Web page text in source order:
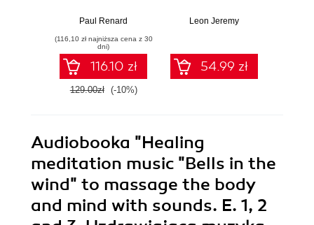
mixing, sound
production
workflows
Paul Renard
(116,10 zł najniższa cena z 30
dni)
116.10 zł
129.00zł (-10%)
na TOP 10!
Leon Jeremy
54.99 zł
Audiobooka "Healing
meditation music "Bells in the
wind" to massage the body
and mind with sounds. E. 1, 2